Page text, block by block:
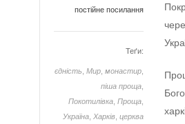
постійне посилання
Теґи:
єдність Мир монастир
піша проща
Покотилівка Проща
Україна Харків церква